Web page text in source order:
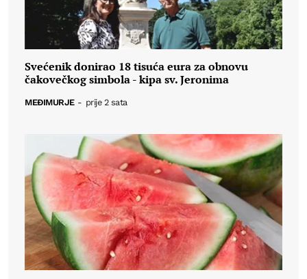
Svećenik donirao 18 tisuća eura za obnovu
čakovečkog simbola - kipa sv. Jeronima
MEĐIMURJE - prije 2 sata